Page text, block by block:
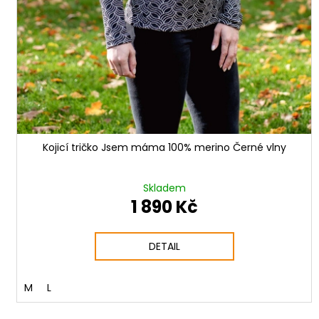
Kojicí tričko Jsem máma 100% merino Černé vlny
Skladem
1 890 Kč
DETAIL
M L